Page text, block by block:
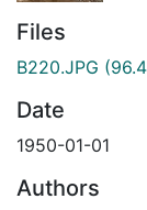
Files
B220.JPG
Date
1950-01-01
Authors